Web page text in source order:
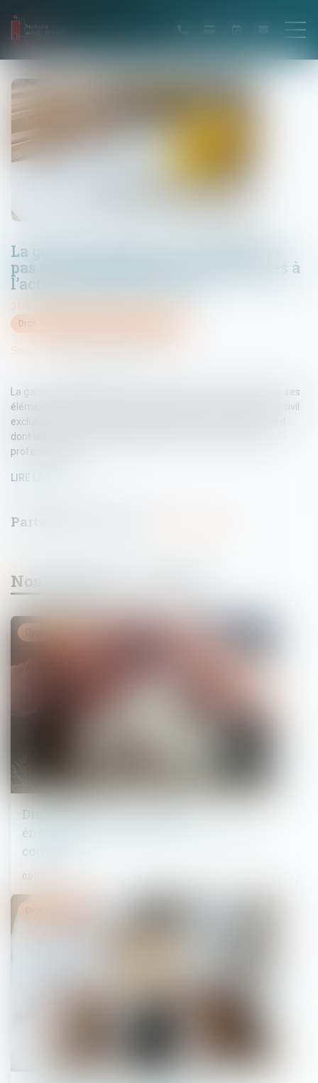
La garantie décennale ne s’applique
pas aux équipements indispensables à
l’activité professionnelle.
Droit immobilier
La garantie décennale couvre, en principe, l’ouvrage ainsi que ses
éléments d’équipement. Cependant, l’article 1792-7 du Code civil
exclut de son champ d’application les éléments d’équipement
dont la fonction est indispensable à l’exercice d’une activité
professionnelle...
LIRE LA SUITE
Nos dernières actualités
Diagnostic de performance
énergétique : un plan pour restaurer la
confiance
02/04/2025
Droit immobilier
Droit immobilier